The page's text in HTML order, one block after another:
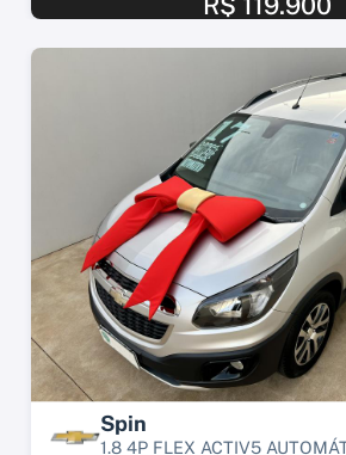
Spin
1.8 4P FLEX ACTIV5